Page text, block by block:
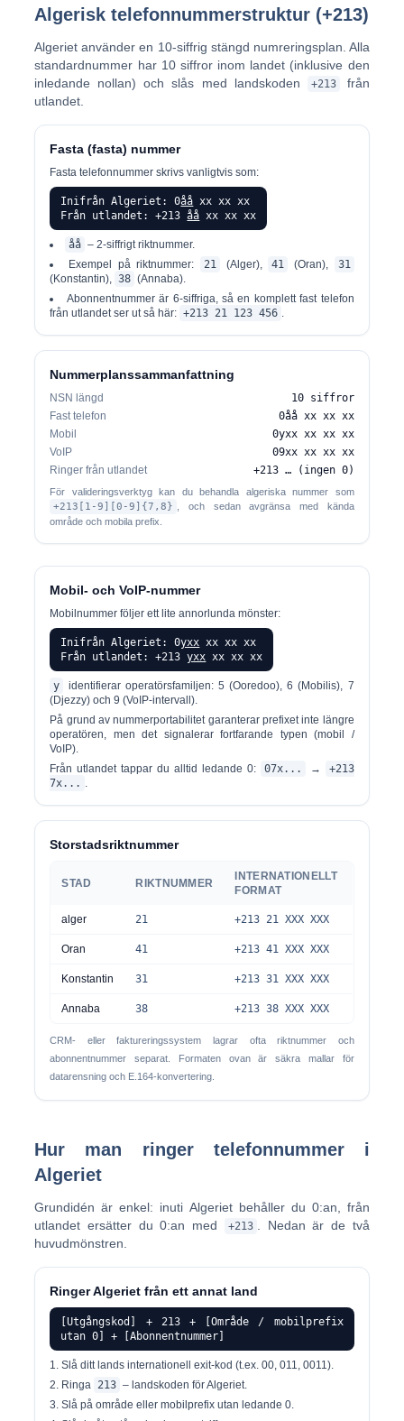
Algerisk telefonnummerstruktur (+213)
Algeriet använder en 10-siffrig stängd numreringsplan . Alla
standardnummer har 10 siffror inom landet (inklusive den
inledande nollan) och slås med landskoden
+213
från
utlandet.
Fasta (fasta) nummer
Fasta telefonnummer skrivs vanligtvis som:
Inifrån Algeriet: 0åå xx xx xx
Från utlandet: +213åå xx xx xx
åå – 2-siffrigt riktnummer.
Exempel på riktnummer:
21 (Alger), 41 (Oran),
31
(Konstantin), 38 (Annaba).
Abonnentnummer är 6-siffriga, så en komplett fast telefon
från utlandet ser ut så här: +213 21 123 456 .
Nummerplanssammanfattning
NSN längd
10 siffror
Fast telefon
0åå xx xx xx
Mobil
0yxx xx xx xx
VoIP
09xx xx xx xx
Ringer från utlandet
+213 … (ingen 0)
För valideringsverktyg kan du behandla algeriska nummer som
+213[1-9][0-9]{7,8}
, och sedan avgränsa med kända
område och mobila prefix.
Mobil- och VoIP-nummer
Mobilnummer följer ett lite annorlunda mönster:
Inifrån Algeriet: 0yxx xx xx xx
Från utlandet: +213yxx xx xx xx
y
identifierar operatörsfamiljen: 5 (Ooredoo), 6 (Mobilis), 7
(Djezzy) och 9 (VoIP-intervall).
På grund av nummerportabilitet garanterar prefixet inte längre
operatören, men det signalerar fortfarande typen (mobil /
VoIP).
Från utlandet tappar du alltid ledande 0:
07x... →
+213
7x... .
Storstadsriktnummer
STAD RIKTNUMMER
INTERNATIONELLT
FORMAT
alger 21 +213 21 XXX XXX
Oran 41 +213 41 XXX XXX
Konstantin 31 +213 31 XXX XXX
Annaba 38 +213 38 XXX XXX
CRM- eller faktureringssystem lagrar ofta riktnummer och
abonnentnummer separat. Formaten ovan är säkra mallar för
datarensning och E.164-konvertering.
Hur man ringer telefonnummer i
Algeriet
Grundidén är enkel: inuti Algeriet behåller du 0:an, från
utlandet ersätter du 0:an med
+213
. Nedan är de två
huvudmönstren.
Ringer Algeriet från ett annat land
[Utgångskod] + 213 + [Område / mobilprefix
utan 0] + [Abonnentnummer]
Slå ditt landsinternationell exit-kod (t.ex. 00, 011, 0011).
Ringa 213 – landskoden för Algeriet.
Slå påområde eller mobilprefix utan ledande 0.